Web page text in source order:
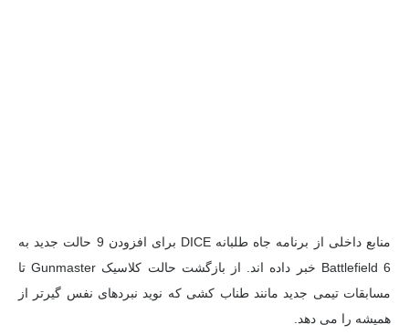
منابع داخلی از برنامه جاه طلبانه DICE برای افزودن 9 حالت جدید به
Battlefield 6 خبر داده اند. از بازگشت حالت کلاسیک Gunmaster تا
مسابقات تیمی جدید مانند طناب کشی که نوید نبردهای نفس گیرتر از
همیشه را می دهد.